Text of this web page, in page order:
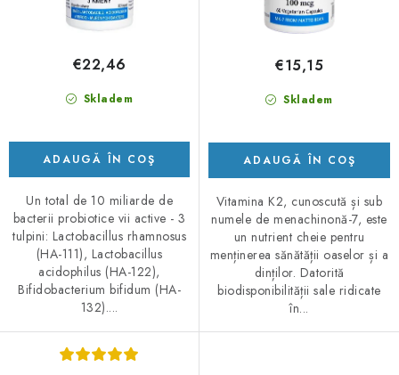
i
Skladem
€22,46
ADAUGĂ ÎN COŞ
Un total de 10 miliarde de
bacterii probiotice vii active - 3
tulpini: Lactobacillus rhamnosus
(HA-111), Lactobacillus
acidophilus (HA-122),
Bifidobacterium bifidum (HA-
132)....
Skladem
€15,15
ADAUGĂ ÎN COŞ
Vitamina K2, cunoscută și sub
numele de menachinonă-7, este
un nutrient cheie pentru
menținerea sănătății oaselor și a
dinților. Datorită
biodisponibilității sale ridicate
în...